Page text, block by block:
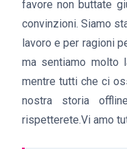
favore non buttate
convinzioni. Siamo
lavoro e per ragioni
ma sentiamo molto
mentre tutti che ci
nostra storia
rispetterete.Vi amo